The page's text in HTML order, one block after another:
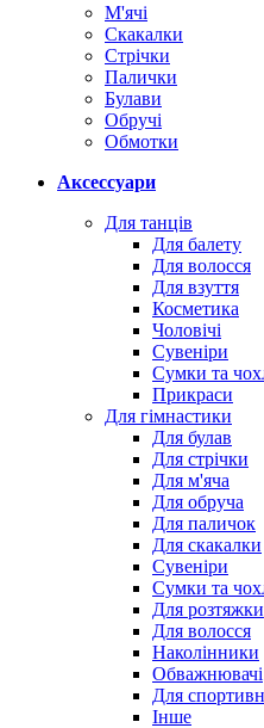
М'ячі
Скакалки
Стрічки
Палички
Булави
Обручі
Обмотки
Аксессуари
Для танців
Для балету
Для волосся
Для взуття
Косметика
Чоловічі
Сувеніри
Сумки та
Прикраси
Для гімнастики
Для булав
Для стрічки
Для м'яча
Для обруча
Для паличок
Для скакалки
Сувеніри
Сумки та
Для розтяжки
Для волосся
Наколінники
Обважнювачі
Для
Інше